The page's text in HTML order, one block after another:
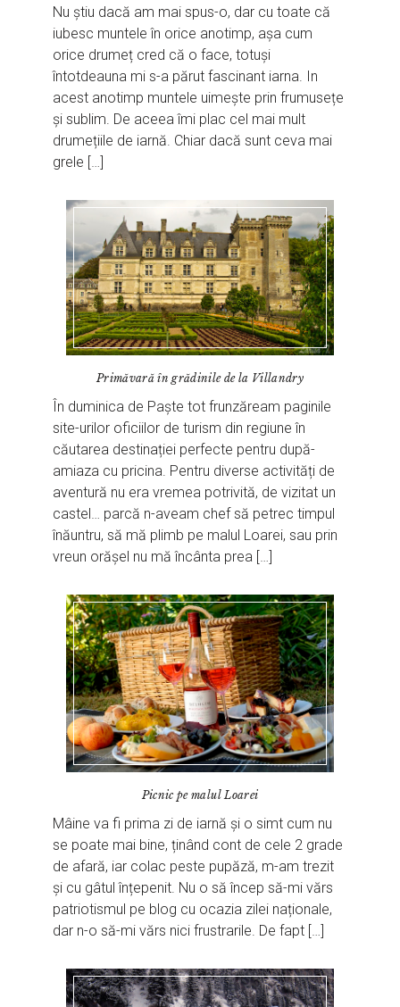
Nu știu dacă am mai spus-o, dar cu toate că
iubesc muntele în orice anotimp, așa cum
orice drumeț cred că o face, totuși
întotdeauna mi s-a părut fascinant iarna. In
acest anotimp muntele uimește prin frumusețe
și sublim. De aceea îmi plac cel mai mult
drumețiile de iarnă. Chiar dacă sunt ceva mai
grele […]
Primăvară în grădinile de la Villandry
În duminica de Paște tot frunzăream paginile
site-urilor oficiilor de turism din regiune în
căutarea destinației perfecte pentru după-
amiaza cu pricina. Pentru diverse activități de
aventură nu era vremea potrivită, de vizitat un
castel… parcă n-aveam chef să petrec timpul
înăuntru, să mă plimb pe malul Loarei, sau prin
vreun orășel nu mă încânta prea […]
Picnic pe malul Loarei
Mâine va fi prima zi de iarnă și o simt cum nu
se poate mai bine, ținând cont de cele 2 grade
de afară, iar colac peste pupăză, m-am trezit
și cu gâtul înțepenit. Nu o să încep să-mi vărs
patriotismul pe blog cu ocazia zilei naționale,
dar n-o să-mi vărs nici frustrarile. De fapt […]